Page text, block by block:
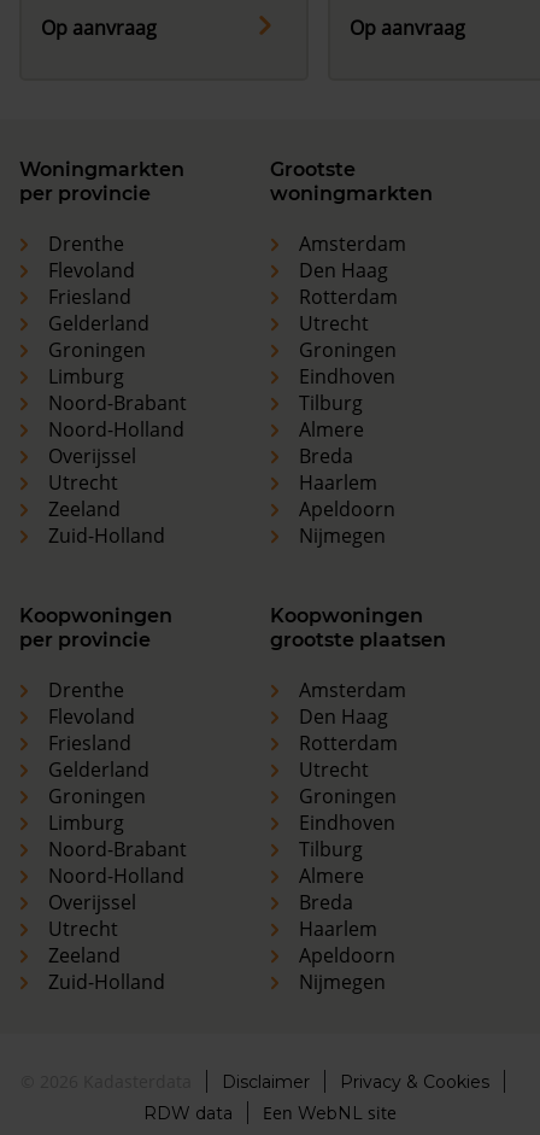
Op aanvraag
Op aanvraag
Woningmarkten
per provincie
Drenthe
Flevoland
Friesland
Gelderland
Groningen
Limburg
Noord-Brabant
Noord-Holland
Overijssel
Utrecht
Zeeland
Zuid-Holland
Grootste
woningmarkten
Amsterdam
Den Haag
Rotterdam
Utrecht
Groningen
Eindhoven
Tilburg
Almere
Breda
Haarlem
Apeldoorn
Nijmegen
Koopwoningen
per provincie
Drenthe
Flevoland
Friesland
Gelderland
Groningen
Limburg
Noord-Brabant
Noord-Holland
Overijssel
Utrecht
Zeeland
Zuid-Holland
Koopwoningen
grootste plaatsen
Amsterdam
Den Haag
Rotterdam
Utrecht
Groningen
Eindhoven
Tilburg
Almere
Breda
Haarlem
Apeldoorn
Nijmegen
Disclaimer
Privacy & Cookies
RDW data
Een WebNL site